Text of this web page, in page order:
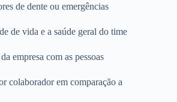
de dente ou emergências
de vida e a saúde geral do time
empresa com as pessoas
colaborador em comparação a